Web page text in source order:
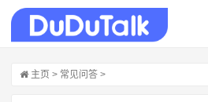
主页 > 常见问答 >